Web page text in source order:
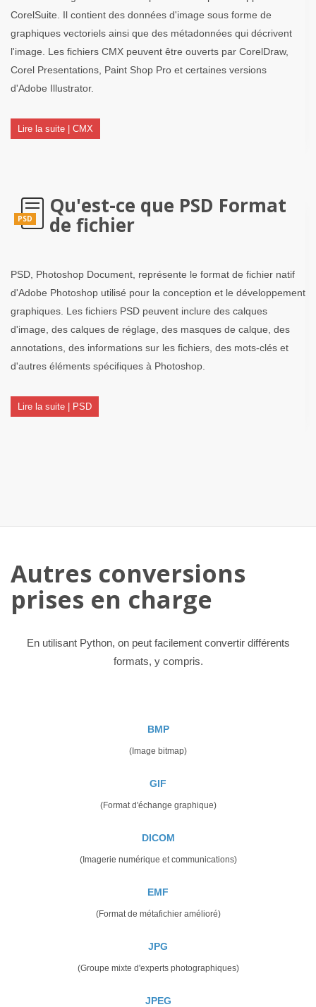
CorelSuite. Il contient des données d'image sous forme de
graphiques vectoriels ainsi que des métadonnées qui décrivent
l'image. Les fichiers CMX peuvent être ouverts par CorelDraw,
Corel Presentations, Paint Shop Pro et certaines versions
d'Adobe Illustrator.
Lire la suite | CMX
PSD
Qu'est-ce que PSD Format
de fichier
PSD, Photoshop Document, représente le format de fichier natif
d'Adobe Photoshop utilisé pour la conception et le développement
graphiques. Les fichiers PSD peuvent inclure des calques
d'image, des calques de réglage, des masques de calque, des
annotations, des informations sur les fichiers, des mots-clés et
d'autres éléments spécifiques à Photoshop.
Lire la suite | PSD
Autres conversions
prises en charge
En utilisant Python, on peut facilement convertir différents
formats, y compris.
BMP
(Image bitmap)
GIF
(Format d'échange graphique)
DICOM
(Imagerie numérique et communications)
EMF
(Format de métafichier amélioré)
JPG
(Groupe mixte d'experts photographiques)
JPEG